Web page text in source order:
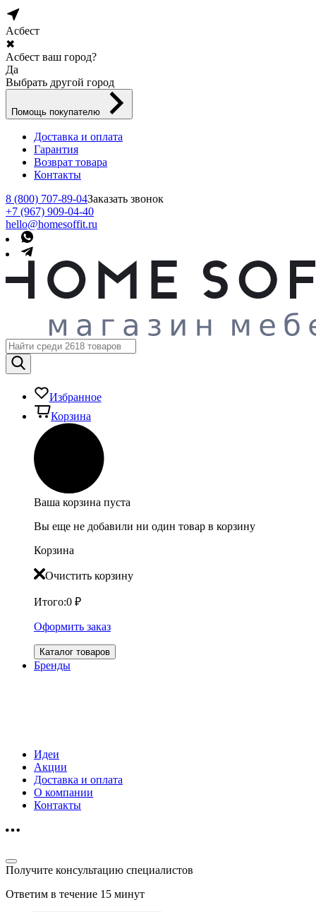
Асбест
✖
Асбест ваш город?
Да
Выбрать другой город
Помощь покупателю
Доставка и оплата
Гарантия
Возврат товара
Контакты
8 (800) 707-89-04Заказать звонок
+7 (967) 909-04-40
hello@homesoffit.ru
Избранное
Корзина
Ваша корзина пуста
Вы еще не добавили ни один товар в корзину
Корзина
Очистить корзину
Итого:0 ₽
Оформить заказ
Каталог товаров
Бренды
Идеи
Акции
Доставка и оплата
О компании
Контакты
Получите консультацию специалистов
Ответим в течение 15 минут